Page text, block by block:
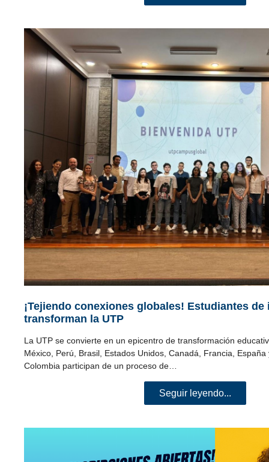
¡Tejiendo conexiones globales! Estudiantes
transforman la UTP
La UTP se convierte en un epicentro de transformación
México, Perú, Brasil, Estados Unidos, Canadá, Francia,
Colombia participan de un proceso de…
Seguir leyendo...